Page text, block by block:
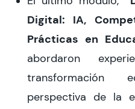
Digital: IA,
Prácticas en
abordaron
transformación
perspectiva de la